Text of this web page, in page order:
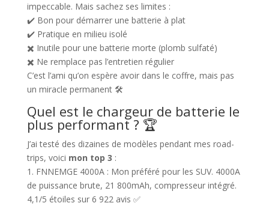
impeccable. Mais sachez ses limites :
✔️ Bon pour démarrer une batterie à plat
✔️ Pratique en milieu isolé
✖️ Inutile pour une batterie morte (plomb sulfaté)
✖️ Ne remplace pas l’entretien régulier
C’est l’ami qu’on espère avoir dans le coffre, mais pas
un miracle permanent 🛠️
Quel est le chargeur de batterie le
plus performant ? 🏆
J’ai testé des dizaines de modèles pendant mes road-
trips, voici mon top 3 :
1. FNNEMGE 4000A : Mon préféré pour les SUV. 4000A
de puissance brute, 21 800mAh, compresseur intégré.
4,1/5 étoiles sur 6 922 avis ✅